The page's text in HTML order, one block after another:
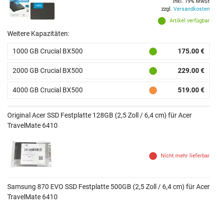
Artikel verfügbar
inkl. 19% MwSt
zzgl. Versandkosten
Weitere Kapazitäten:
1000 GB Crucial BX500 175.00 €
2000 GB Crucial BX500 229.00 €
4000 GB Crucial BX500 519.00 €
Original Acer SSD Festplatte 128GB (2,5 Zoll / 6,4 cm) für Acer
TravelMate 6410
Nicht mehr lieferbar
Samsung 870 EVO SSD Festplatte 500GB (2,5 Zoll / 6,4 cm) für Acer
TravelMate 6410